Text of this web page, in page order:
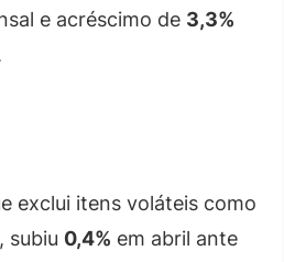
e acréscimo de 3,3%
exclui itens voláteis como
subiu 0,4% em abril ante